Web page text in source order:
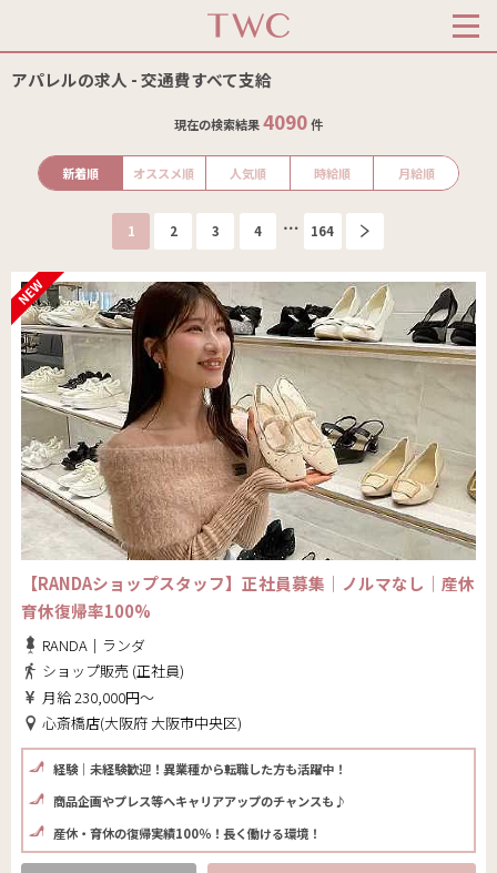
アパレルの求人 - 交通費すべて支給
現在の検索結果4090件
新着順 オススメ順 人気順 時給順 月給順
1 2 3 4 164
【RANDAショップスタッフ】正社員募集｜ノルマなし｜産休
育休復帰率100%
RANDA｜ランダ
ショップ販売 (正社員)
月給 230,000円～
心斎橋店(大阪府 大阪市中央区)
経験｜未経験歓迎！異業種から転職した方も活躍中！
商品企画やプレス等へキャリアアップのチャンスも♪
産休・育休の復帰実績100％！長く働ける環境！